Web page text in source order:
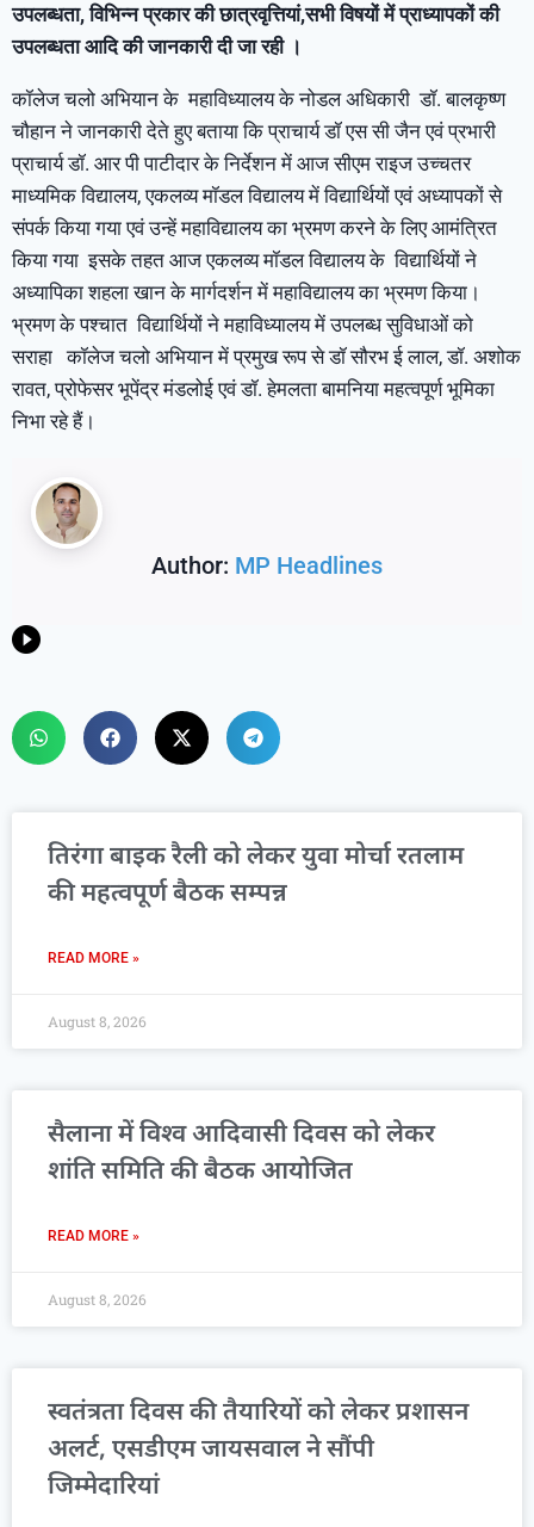
उपलब्धता, विभिन्न प्रकार की छात्रवृत्तियां,सभी विषयों में प्राध्यापकों की
उपलब्धता आदि की जानकारी दी जा रही ।
कॉलेज चलो अभियान के महाविध्यालय के नोडल अधिकारी डॉ. बालकृष्ण
चौहान ने जानकारी देते हुए बताया कि प्राचार्य डॉ एस सी जैन एवं प्रभारी
प्राचार्य डॉ. आर पी पाटीदार के निर्देशन में आज सीएम राइज उच्चतर
माध्यमिक विद्यालय, एकलव्य मॉडल विद्यालय में विद्यार्थियों एवं अध्यापकों से
संपर्क किया गया एवं उन्हें महाविद्यालय का भ्रमण करने के लिए आमंत्रित
किया गया इसके तहत आज एकलव्य मॉडल विद्यालय के विद्यार्थियों ने
अध्यापिका शहला खान के मार्गदर्शन में महाविद्यालय का भ्रमण किया।
भ्रमण के पश्चात विद्यार्थियों ने महाविध्यालय में उपलब्ध सुविधाओं को
सराहा कॉलेज चलो अभियान में प्रमुख रूप से डॉ सौरभ ई लाल, डॉ. अशोक
रावत, प्रोफेसर भूपेंद्र मंडलोई एवं डॉ. हेमलता बामनिया महत्वपूर्ण भूमिका
निभा रहे हैं।
Author: MP Headlines
तिरंगा बाइक रैली को लेकर युवा मोर्चा रतलाम
की महत्वपूर्ण बैठक सम्पन्न
READ MORE »
August 8, 2026
सैलाना में विश्व आदिवासी दिवस को लेकर
शांति समिति की बैठक आयोजित
READ MORE »
August 8, 2026
स्वतंत्रता दिवस की तैयारियों को लेकर प्रशासन
अलर्ट, एसडीएम जायसवाल ने सौंपी
जिम्मेदारियां